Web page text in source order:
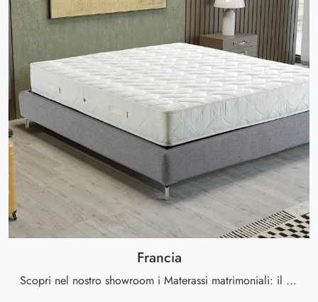
Francia
Scopri nel nostro showroom i Materassi matrimoniali: il modello Francia in poliuretano ti sta aspettando per assicurarti il relax totale.